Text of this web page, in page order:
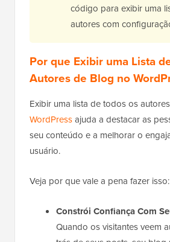
código para exibir uma
autores com
Por que Exibir uma Lista
Autores de Blog no
Exibir uma lista de todos os
WordPressajuda a destacar as
seu conteúdo e a melhorar o
usuário.
Veja por que vale a pena fazer isso:
Constrói Confiança Com
Quando os visitantes veem